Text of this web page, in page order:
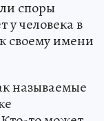
споры
у человека в
своему имени
называемые